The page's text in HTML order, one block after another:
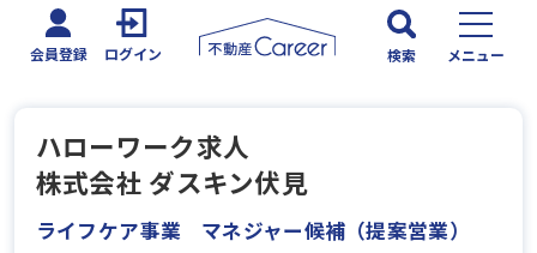
会員登録 ログイン 検索 メニュー
ハローワーク求人
株式会社 ダスキン伏見
ライフケア事業 マネジャー候補（提案営業）